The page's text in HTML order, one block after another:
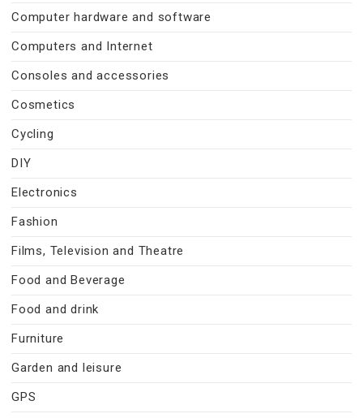
Computer hardware and software
Computers and Internet
Consoles and accessories
Cosmetics
Cycling
DIY
Electronics
Fashion
Films, Television and Theatre
Food and Beverage
Food and drink
Furniture
Garden and leisure
GPS